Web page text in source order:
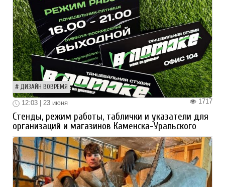
ДИЗАЙН ВОВРЕМЯ
1717
12:03 | 23 июня
Стенды, режим работы, таблички и указатели для
организаций и магазинов Каменска-Уральского